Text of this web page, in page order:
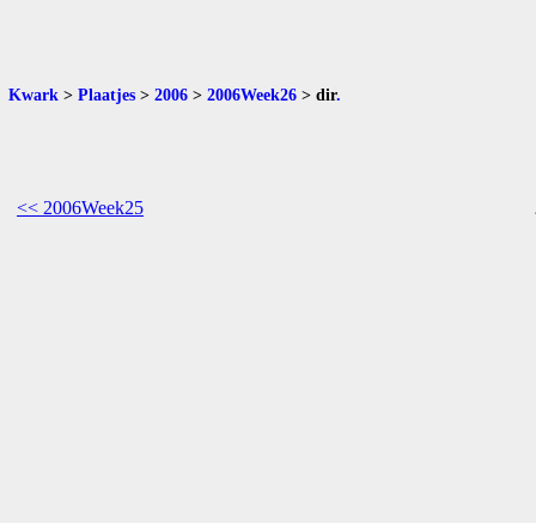
Kwark > Plaatjes > 2006 > 2006Week26 > dir.
<< 2006Week25